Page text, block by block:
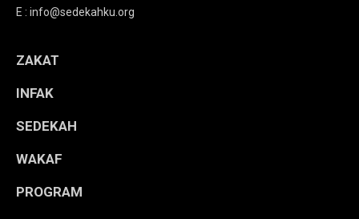
E : info@sedekahku.org
ZAKAT
INFAK
SEDEKAH
WAKAF
PROGRAM